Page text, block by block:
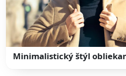
Minimalistický štýl